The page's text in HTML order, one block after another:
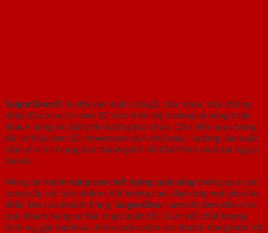
SaigonDoor® là nhà sản xuất cửa gỗ, cửa nhựa, cửa chống
cháy đã có uy tín hơn 10 năm trên thị trường và hàng triệu
khách hàng và đại lý tin tưởng lựa chọn. Cho đến nay chúng
tôi sở hữu hơn 10 showroom và 4 nhà máy - xưởng sản xuất
nằm ở vị trí trung tâm thành phố Hồ Chí Minh và & tại ngoại
thành.
Mang sứ mệnh nâng cao chất lượng cuộc sống thông qua việc
cung cấp các sản phẩm chất lượng cao, đáp ứng mọi yêu cầu
khắc khe của khách hàng. SaigonDoor cam kết đem đến cho
quý khách hàng sự hài lòng tuyệt đối. Cam kết chất lượng
dịch vụ, giá thành & chính sách chăm sóc khách hàng luôn tốt